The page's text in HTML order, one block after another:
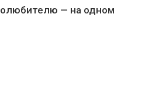
— на одном